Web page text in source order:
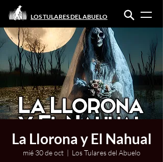
LOS TULARES DEL ABUELO
La Llorona y El Nahual
mié 30 de oct
  |
Los Tulares del Abuelo